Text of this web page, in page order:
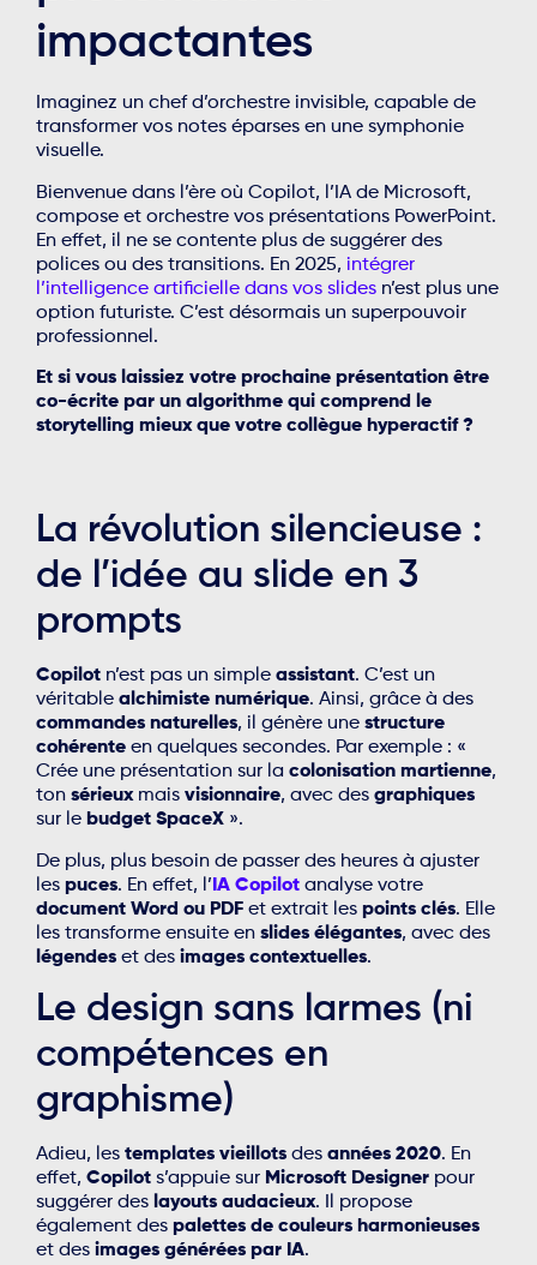
impactantes
Imaginez un chef d’orchestre invisible, capable de
transformer vos notes éparses en une symphonie
visuelle.
Bienvenue dans l’ère où Copilot, l’IA de Microsoft,
compose et orchestre vos présentations PowerPoint.
En effet, il ne se contente plus de suggérer des
polices ou des transitions. En 2025, intégrer
l’intelligence artificielle dans vos slides n’est plus une
option futuriste. C’est désormais un superpouvoir
professionnel.
Et si vous laissiez votre prochaine présentation être
co-écrite par un algorithme qui comprend le
storytelling mieux que votre collègue hyperactif ?
La révolution silencieuse :
de l’idée au slide en 3
prompts
Copilot n’est pas un simple assistant. C’est un
véritable alchimiste numérique. Ainsi, grâce à des
commandes naturelles, il génère une structure
cohérente en quelques secondes. Par exemple : «
Crée une présentation sur la colonisation martienne,
ton sérieuxmais visionnaire, avec des graphiques
sur le budget SpaceX ».
De plus, plus besoin de passer des heures à ajuster
les puces. En effet, l’ IA Copilot analyse votre
document Word ou PDF et extrait les points clés. Elle
les transforme ensuite en slides élégantes, avec des
légendes et des images contextuelles.
Le design sans larmes (ni
compétences en
graphisme)
Adieu, les templates vieillots des années 2020. En
effet, Copilot s’appuie sur Microsoft Designer pour
suggérer des layouts audacieux. Il propose
également des palettes de couleurs harmonieuses
et des images générées par IA.